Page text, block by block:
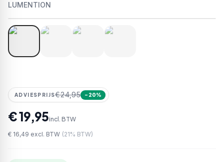
LUMENTION
Artikelnr:IPA701EAN:8721381540955
ADVIESPRIJS€24,95 − 20%
€ 19,95incl. BTW
€ 16,49 excl. BTW (21% BTW)